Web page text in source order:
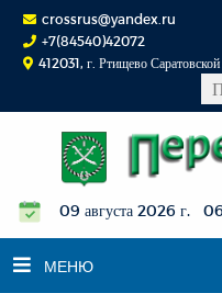
crossrus@yandex.ru
+7(84540)42072
412031, г. Ртищево Саратовской
09 августа 2026 г.
МЕНЮ